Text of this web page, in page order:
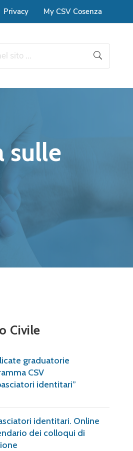
Privacy My CSV Cosenza
sulle
Civile
graduatorie
CSV
identitari”
identitari. Online
dei colloqui di